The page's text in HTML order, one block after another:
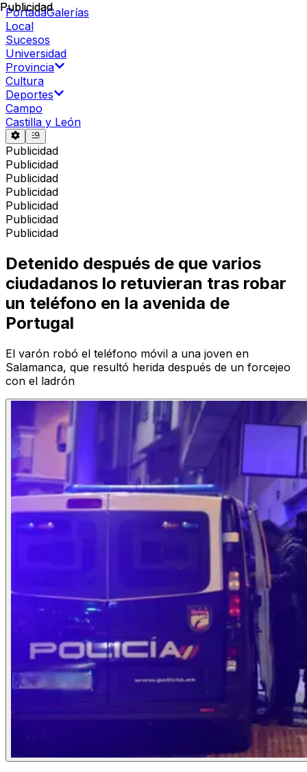
PortadaGalerías
Local
Sucesos
Universidad
Provincia
Cultura
Deportes
Campo
Castilla y León
Publicidad
Publicidad
Publicidad
Publicidad
Publicidad
Publicidad
Publicidad
Publicidad
Detenido después de que varios
ciudadanos lo retuvieran tras robar
un teléfono en la avenida de
Portugal
El varón robó el teléfono móvil a una joven en
Salamanca, que resultó herida después de un forcejeo
con el ladrón
Publicidad